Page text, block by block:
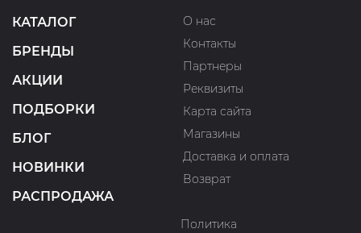
КАТАЛОГ
БРЕНДЫ
АКЦИИ
ПОДБОРКИ
БЛОГ
НОВИНКИ
РАСПРОДАЖА
О нас
Контакты
Партнеры
Реквизиты
Карта сайта
Магазины
Доставка и оплата
Возврат
Политика